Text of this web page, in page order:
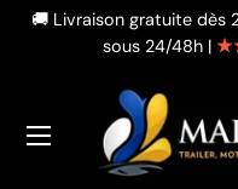
Aller au contenu
🚚 Livraison gratuite dès
sous 24/48h |